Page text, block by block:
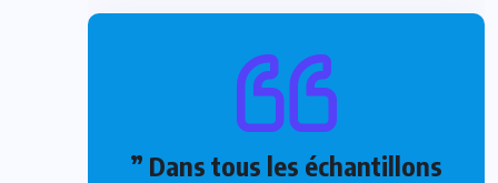
” Dans tous les échantillons